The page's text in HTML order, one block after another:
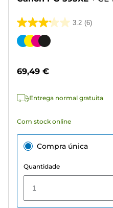
3.2 (6)
3.2
em
6
Cartucho
69,49 €
Entrega normal gratuita
Com stock online
Compra única
Quantidade
1